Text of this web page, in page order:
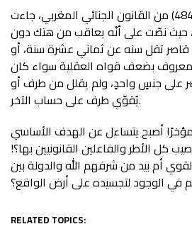
مقتضيات الفصل (484) من القانون الجنائي المغربي، جاءت
حيث نصّت على أنّه يعاقب من هتك دون
تقل سنه عن ثماني عشرة سنة، أو
بضعف قواه العقلية سواء كان
على جنسٍ واحدٍ، ولم يقلل من طرف أو
يُقوّي طرف على حساب الآخر.
أصبح يتساءل عن الهدف الأساسي
كل الأطر والفاعلين القانونيين بها؟!
أم بيد من شرفهم الله والدولة بين
RELATED TOPICS: